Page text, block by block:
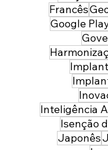
Francês
Google
Isenção
Japonês